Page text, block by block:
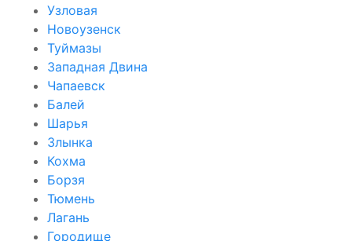
Узловая
Новоузенск
Туймазы
Западная Двина
Чапаевск
Балей
Шарья
Злынка
Кохма
Борзя
Тюмень
Лагань
Городище